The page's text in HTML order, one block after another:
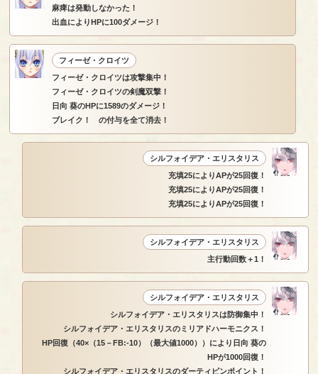
麻痺は発動しなかった！
出血によりHPに100ダメージ！
フィーゼ・クロイツ
フィーゼ・クロイツは攻撃集中！
フィーゼ・クロイツの剣魔双撃！
日向 葵のHPに1589のダメージ！
ブレイク！ の付与を全て消去！
シルフォイデア・エリスタリス
充填25によりAPが25回復！
充填25によりAPが25回復！
充填25によりAPが25回復！
シルフォイデア・エリスタリス
主行動回数＋1！
シルフォイデア・エリスタリス
シルフォイデア・エリスタリスは防御集中！
シルフォイデア・エリスタリスのミリアドハーモニクス！
HP回復（40×（15－FB:-10）（最大値1000））により日向 葵の
HPが1000回復！
シルフォイデア・エリスタリスのダーティピンポイント！